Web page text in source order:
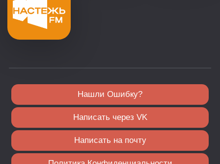
Нашли Ошибку?
Написать через VK
Написать на почту